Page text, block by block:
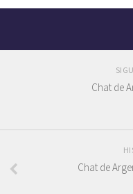
Chat de
Chat de